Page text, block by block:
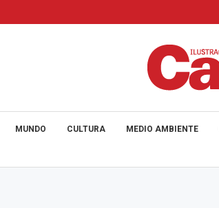
MUNDO CULTURA MEDIO AMBIENTE